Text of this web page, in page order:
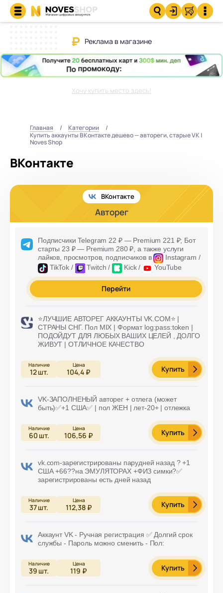
Реклама в магазине
Хочу купить место здесь!
Главная
Категории
Купить аккаунты ВКонтакте дешево — автореги, старые VK |
Noves Shop
ВКонтакте
ВКонтакте
Авторег
Подписчики Telegram 22 ₽ — Premium 221 ₽; Бот
старты 23 ₽ — Premium 280 ₽ , а также услуги
лайков, просмотров, подписчиков в
Instagram /
TikTok /
Twitch / Kick / YouTube
Перейти
⭐️ЛУЧШИЕ АВТОРЕГ АККАУНТЫ VK.COM⭐️ |
СТРАНЫ СНГ. Пол MIX | Формат log:pass:token |
ПОДОЙДУТ ДЛЯ ЛЮБЫХ ВАШИХ ЦЕЛЕЙ , ДОЛГО
ЖИВУТ | ОТЛИЧНОЕ КАЧЕСТВО
12шт. 104,4 ₽ Купить
VK-ЗАПОЛНЕНЫЙ авторег + отлега (может
быть)✅+1 США✅ | пол ЖЕН | лет-20+ | отлежка
60 шт. 106,56 ₽ Купить
vk.com-зарегистрированы парудней назад ? +1
США +66??на ЭМУЛЯТОРАХ +ФИЗ симки?✅
зарегистрированы есть дней назад
37шт. 112,38 ₽ Купить
Аккаунт VK - Ручная регистрация ✅ Долгий срок
службы - Пароль можно сменить - Пол:
39 шт. 119 ₽ Купить